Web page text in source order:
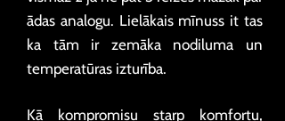
ādas analogu. Lielākais mīnuss it tas
ka tām ir zemāka nodiluma un
temperatūras izturība.
Kā kompromisu starp komfortu,